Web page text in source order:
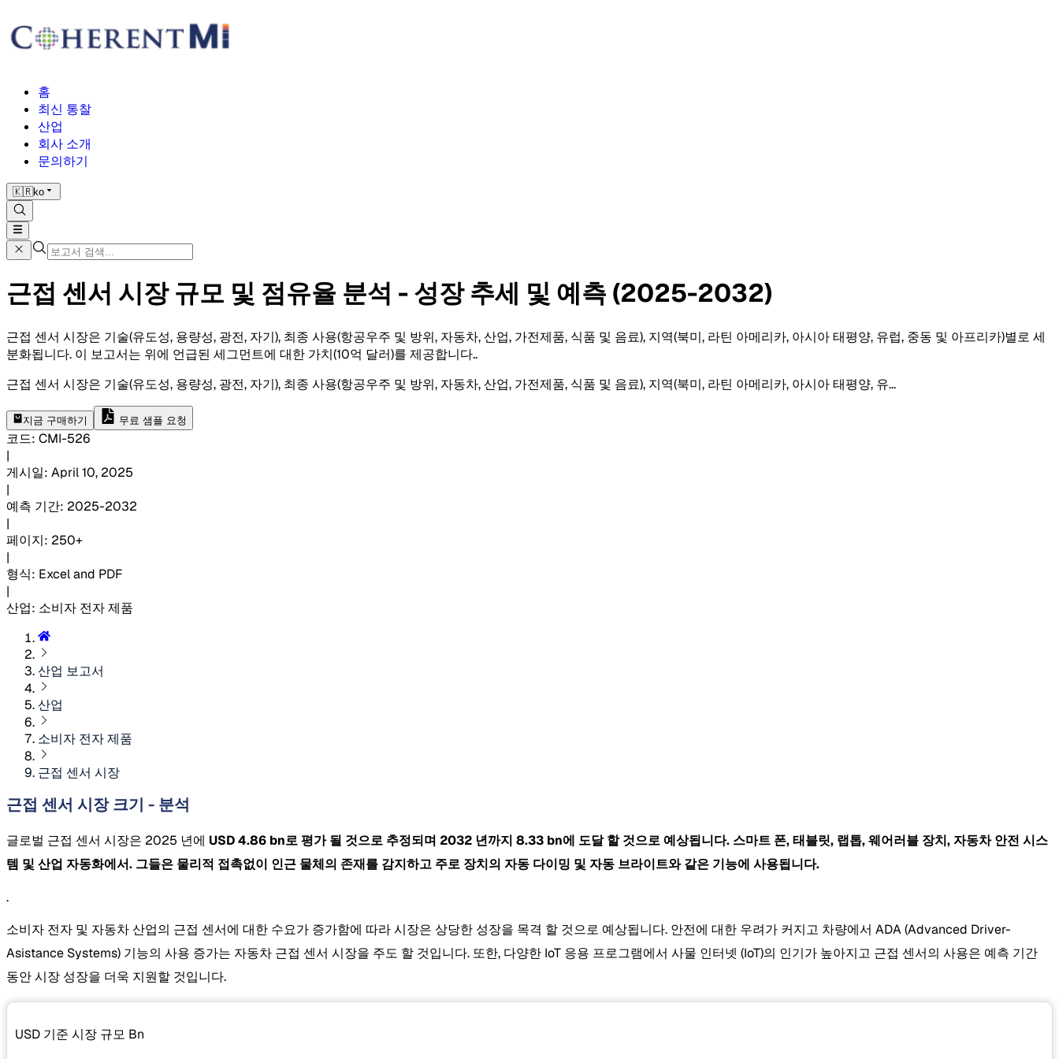
홈
최신 통찰
산업
회사 소개
문의하기
🇰🇷ko
근접 센서 시장 규모 및 점유율 분석 - 성장 추세 및 예측 (2025-2032)
근접 센서 시장은 기술(유도성, 용량성, 광전, 자기), 최종 사용(항공우주 및 방위, 자동차, 산업, 가전제품, 식품 및 음료), 지역(북미, 라틴 아메리카, 아시아 태평양, 유럽, 중동 및 아프리카)별로 세
분화됩니다. 이 보고서는 위에 언급된 세그먼트에 대한 가치(10억 달러)를 제공합니다..
근접 센서 시장은 기술(유도성, 용량성, 광전, 자기), 최종 사용(항공우주 및 방위, 자동차, 산업, 가전제품, 식품 및 음료), 지역(북미, 라틴 아메리카, 아시아 태평양, 유...
지금 구매하기 무료 샘플 요청
코드: CMI-526
|
게시일: April 10, 2025
|
예측 기간: 2025-2032
|
페이지: 250+
|
형식: Excel and PDF
|
산업: 소비자 전자 제품
산업 보고서
산업
소비자 전자 제품
근접 센서 시장
근접 센서 시장 크기 - 분석
글로벌 근접 센서 시장은 2025 년에 USD 4.86 bn로 평가 될 것으로 추정되며 2032 년까지 8.33 bn에 도달 할 것으로 예상됩니다. 스마트 폰, 태블릿, 랩톱, 웨어러블 장치, 자동차 안전 시스
템 및 산업 자동화에서. 그들은 물리적 접촉없이 인근 물체의 존재를 감지하고 주로 장치의 자동 다이밍 및 자동 브라이트와 같은 기능에 사용됩니다.
.
소비자 전자 및 자동차 산업의 근접 센서에 대한 수요가 증가함에 따라 시장은 상당한 성장을 목격 할 것으로 예상됩니다. 안전에 대한 우려가 커지고 차량에서 ADA (Advanced Driver-
Asistance Systems) 기능의 사용 증가는 자동차 근접 센서 시장을 주도 할 것입니다. 또한, 다양한 IoT 응용 프로그램에서 사물 인터넷 (IoT)의 인기가 높아지고 근접 센서의 사용은 예측 기간
동안 시장 성장을 더욱 지원할 것입니다.
USD 기준 시장 규모 Bn